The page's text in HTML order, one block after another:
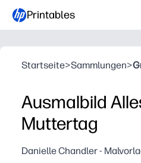
Printables
Startseite>Sammlungen>
Ausmalbild
Muttertag
Danielle Chandler -